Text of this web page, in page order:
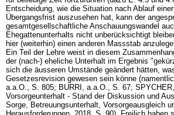
Entscheidung, wie die Situation nach Ablauf
Übergangsfrist auszusehen hat, kann der
gesamtgesellschaftliche Anschauungswandel
Ehegattenunterhalts nicht unberücksichtigt
hier (weiterhin) einen anderen Massstab
Ein Teil der Lehre weist in diesem
der (nach-) eheliche Unterhalt im Ergebnis
sich die äusseren Umstände geändert hätten,
Gesetzesrevision gewesen sein könne
a.a.O., S. 805; BURRI, a.a.O., S. 67;
Vorsorgeunterhalt - Stand der Diskussion und
Sorge, Betreuungsunterhalt, Vorsorgeausgleich